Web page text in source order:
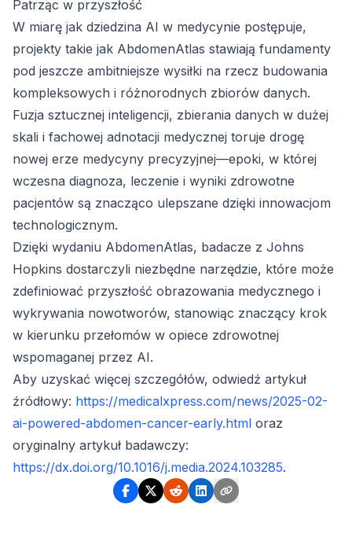
Patrząc w przyszłość
W miarę jak dziedzina AI w medycynie postępuje,
projekty takie jak AbdomenAtlas stawiają fundamenty
pod jeszcze ambitniejsze wysiłki na rzecz budowania
kompleksowych i różnorodnych zbiorów danych.
Fuzja sztucznej inteligencji, zbierania danych w dużej
skali i fachowej adnotacji medycznej toruje drogę
nowej erze medycyny precyzyjnej—epoki, w której
wczesna diagnoza, leczenie i wyniki zdrowotne
pacjentów są znacząco ulepszane dzięki innowacjom
technologicznym.
Dzięki wydaniu AbdomenAtlas, badacze z Johns
Hopkins dostarczyli niezbędne narzędzie, które może
zdefiniować przyszłość obrazowania medycznego i
wykrywania nowotworów, stanowiąc znaczący krok
w kierunku przełomów w opiece zdrowotnej
wspomaganej przez AI.
Aby uzyskać więcej szczegółów, odwiedź artykuł
źródłowy: https://medicalxpress.com/news/2025-02-
ai-powered-abdomen-cancer-early.html oraz
oryginalny artykuł badawczy:
https://dx.doi.org/10.1016/j.media.2024.103285.